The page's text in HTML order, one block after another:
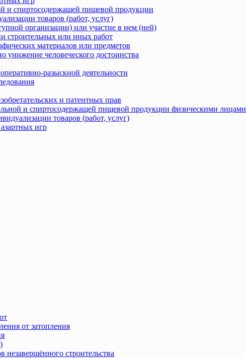
и спиртосодержащей пищевой продукции
товаров (работ, услуг)
организации) или участие в нем (ней)
строительных или иных работ
материалов или предметов
человеческого достоинства
разыскной деятельности
и патентных прав
и спиртосодержащей пищевой продукции физическими лицами
товаров (работ, услуг)
игр
от затопления
строительства